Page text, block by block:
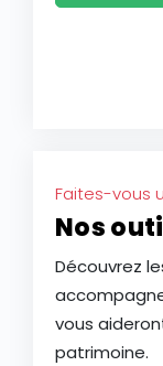
Faites-vous
Nos
Découvrez
vous
patrimoine.